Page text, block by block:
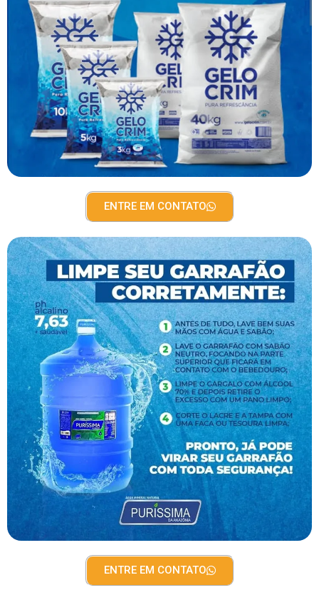
ENTRE EM CONTATO
ENTRE EM CONTATO